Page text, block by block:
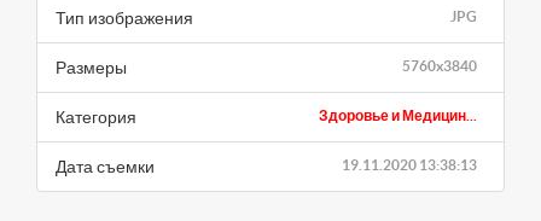
JPG
Тип изображения
5760x3840
Размеры
Здоровье и Медицин...
Категория
19.11.2020 13:38:13
Дата съемки